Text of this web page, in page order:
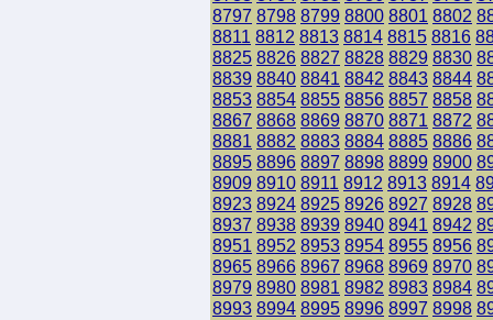
8797 8798 8799 8800 8801 8802
8811 8812 8813 8814 8815 8816
8825 8826 8827 8828 8829 8830
8839 8840 8841 8842 8843 8844
8853 8854 8855 8856 8857 8858
8867 8868 8869 8870 8871 8872
8881 8882 8883 8884 8885 8886
8895 8896 8897 8898 8899 8900
8909 8910 8911 8912 8913 8914
8923 8924 8925 8926 8927 8928
8937 8938 8939 8940 8941 8942
8951 8952 8953 8954 8955 8956
8965 8966 8967 8968 8969 8970
8979 8980 8981 8982 8983 8984
8993 8994 8995 8996 8997 8998